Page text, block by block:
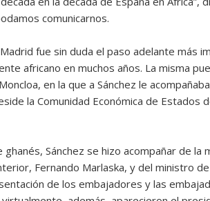
comunicarnos.
fue sin duda el paso adelante más
africano en muchos años. La misma
en la que a Sánchez le
la Comunidad Económica de Estados
Sánchez se hizo acompañar de
Fernando Marlaska, y del ministro
de los embajadores y las